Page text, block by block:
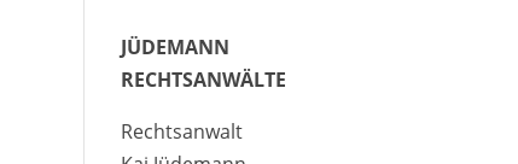
JÜDEMANN
RECHTSANWÄLTE
Rechtsanwalt